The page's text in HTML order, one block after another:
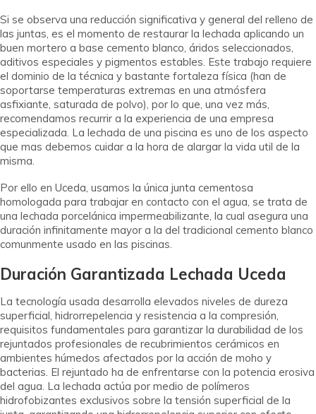
Si se observa una reducción significativa y general del relleno de
las juntas, es el momento de restaurar la lechada aplicando un
buen mortero a base cemento blanco, áridos seleccionados,
aditivos especiales y pigmentos estables. Este trabajo requiere
el dominio de la técnica y bastante fortaleza física (han de
soportarse temperaturas extremas en una atmósfera
asfixiante, saturada de polvo), por lo que, una vez más,
recomendamos recurrir a la experiencia de una empresa
especializada. La lechada de una piscina es uno de los aspecto
que mas debemos cuidar a la hora de alargar la vida util de la
misma.
Por ello en Uceda, usamos la única junta cementosa
homologada para trabajar en contacto con el agua, se trata de
una lechada porcelánica impermeabilizante, la cual asegura una
duración infinitamente mayor a la del tradicional cemento blanco
comunmente usado en las piscinas.
Duración Garantizada Lechada Uceda
La tecnología usada desarrolla elevados niveles de dureza
superficial, hidrorrepelencia y resistencia a la compresión,
requisitos fundamentales para garantizar la durabilidad de los
rejuntados profesionales de recubrimientos cerámicos en
ambientes húmedos afectados por la acción de moho y
bacterias. El rejuntado ha de enfrentarse con la potencia erosiva
del agua. La lechada actúa por medio de polímeros
hidrofobizantes exclusivos sobre la tensión superficial de la